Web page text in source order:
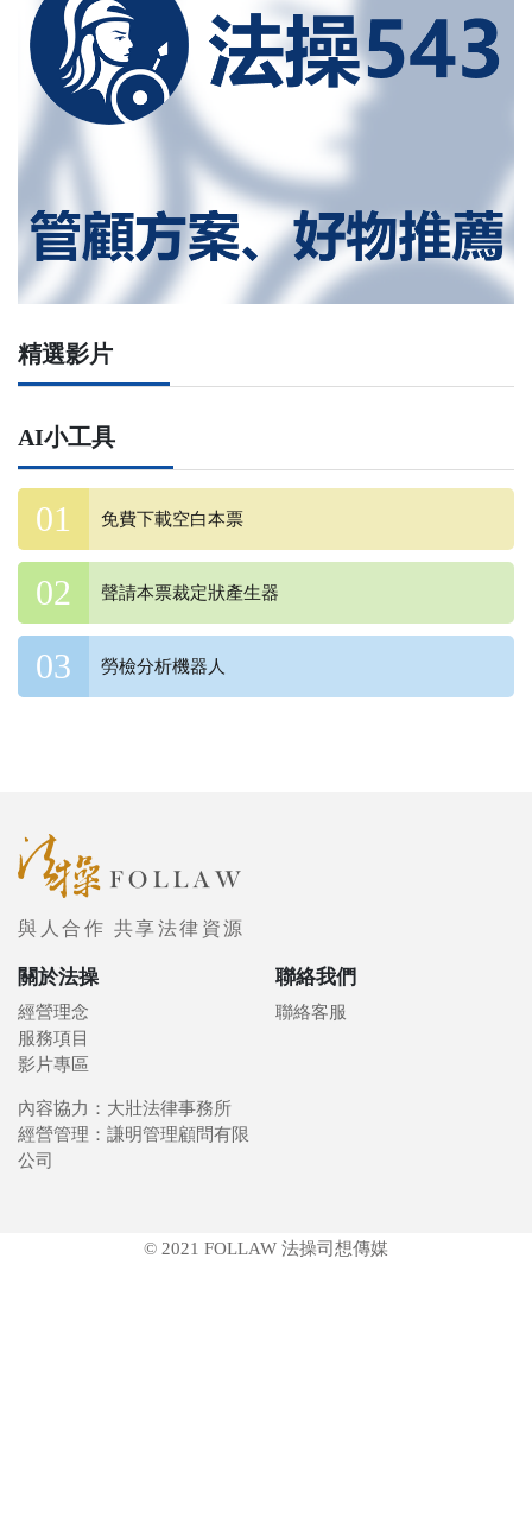
精選影片
AI小工具
免費下載空白本票
聲請本票裁定狀產生器
勞檢分析機器人
與人合作 共享法律資源
關於法操
經營理念
服務項目
影片專區
聯絡我們
聯絡客服
內容協力：大壯法律事務所
經營管理：謙明管理顧問有限
公司
© 2021 FOLLAW 法操司想傳媒